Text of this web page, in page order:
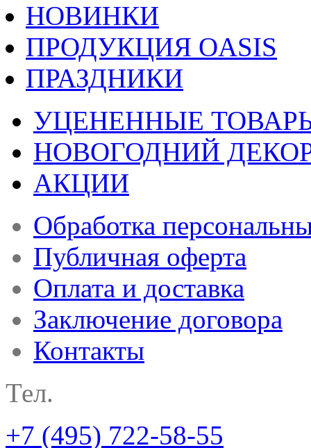
НОВИНКИ
ПРОДУКЦИЯ OASIS
ПРАЗДНИКИ
УЦЕНЕННЫЕ
НОВОГОДНИЙ
АКЦИИ
Обработка
Публичная оферта
Оплата и доставка
Заключение договора
Контакты
Тел.
+7 (495) 722-58-55